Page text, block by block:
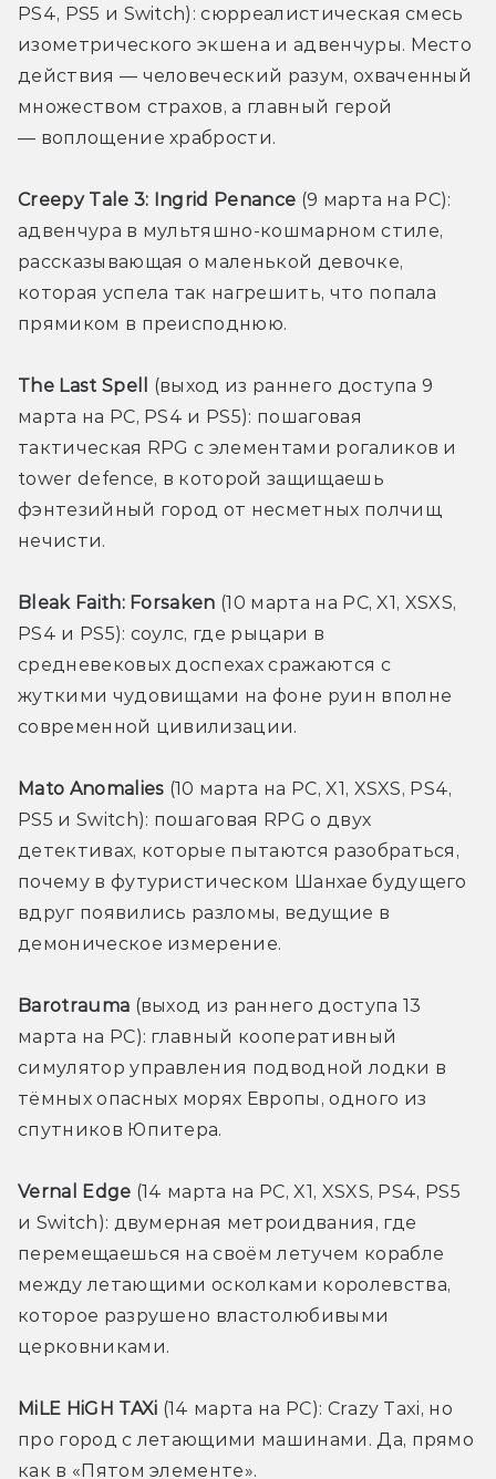
PS4, PS5 и Switch): сюрреалистическая смесь
изометрического экшена и адвенчуры. Место
действия — человеческий разум, охваченный
множеством страхов, а главный герой
— воплощение храбрости.
Creepy Tale 3: Ingrid Penance (9 марта на PC):
адвенчура в мультяшно-кошмарном стиле,
рассказывающая о маленькой девочке,
которая успела так нагрешить, что попала
прямиком в преисподнюю.
The Last Spell
(выход из раннего доступа 9
марта на PC, PS4 и PS5): пошаговая
тактическая RPG с элементами рогаликов и
tower defence, в которой защищаешь
фэнтезийный город от несметных полчищ
нечисти.
Bleak Faith: Forsaken (10 марта на PC, X1, XSXS,
PS4 и PS5): соулс, где рыцари в
средневековых доспехах сражаются с
жуткими чудовищами на фоне руин вполне
современной цивилизации.
Mato Anomalies (10 марта на PC, X1, XSXS, PS4,
PS5 и Switch): пошаговая RPG о двух
детективах, которые пытаются разобраться,
почему в футуристическом Шанхае будущего
вдруг появились разломы, ведущие в
демоническое измерение.
Barotrauma (выход из раннего доступа 13
марта на PC): главный кооперативный
симулятор управления подводной лодки в
тёмных опасных морях Европы, одного из
спутников Юпитера.
Vernal Edge (14 марта на PC, X1, XSXS, PS4, PS5
и Switch): двумерная метроидвания, где
перемещаешься на своём летучем корабле
между летающими осколками королевства,
которое разрушено властолюбивыми
церковниками.
MiLE HiGH TAXi (14 марта на PC): Crazy Taxi, но
про город с летающими машинами. Да, прямо
как в «Пятом элементе».